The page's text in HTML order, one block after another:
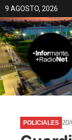
9 AGOSTO, 2026
POLICIALES